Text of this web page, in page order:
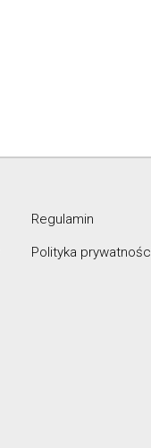
Regulamin
Polityka